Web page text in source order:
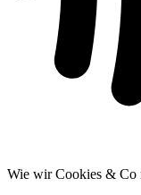
Wie wir Cookies & Co